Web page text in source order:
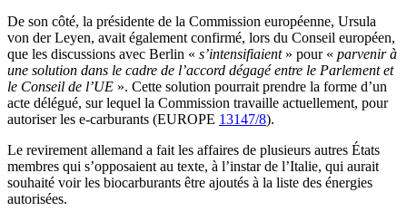
De son côté, la présidente de la Commission européenne, Ursula
von der Leyen, avait également confirmé, lors du Conseil européen,
que les discussions avec Berlin « s’intensifiaient » pour « parvenir à
une solution dans le cadre de l’accord dégagé entre le Parlement et
le Conseil de l’UE ». Cette solution pourrait prendre la forme d’un
acte délégué, sur lequel la Commission travaille actuellement, pour
autoriser les e-carburants (EUROPE 13147/8).
Le revirement allemand a fait les affaires de plusieurs autres États
membres qui s’opposaient au texte, à l’instar de l’Italie, qui aurait
souhaité voir les biocarburants être ajoutés à la liste des énergies
autorisées.